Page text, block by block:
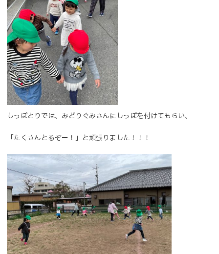
しっぽとりでは、みどりぐみさんにしっぽを付けてもらい、
「たくさんとるぞー！」と頑張りました！！！